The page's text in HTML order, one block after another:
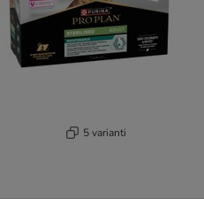
5 varianti